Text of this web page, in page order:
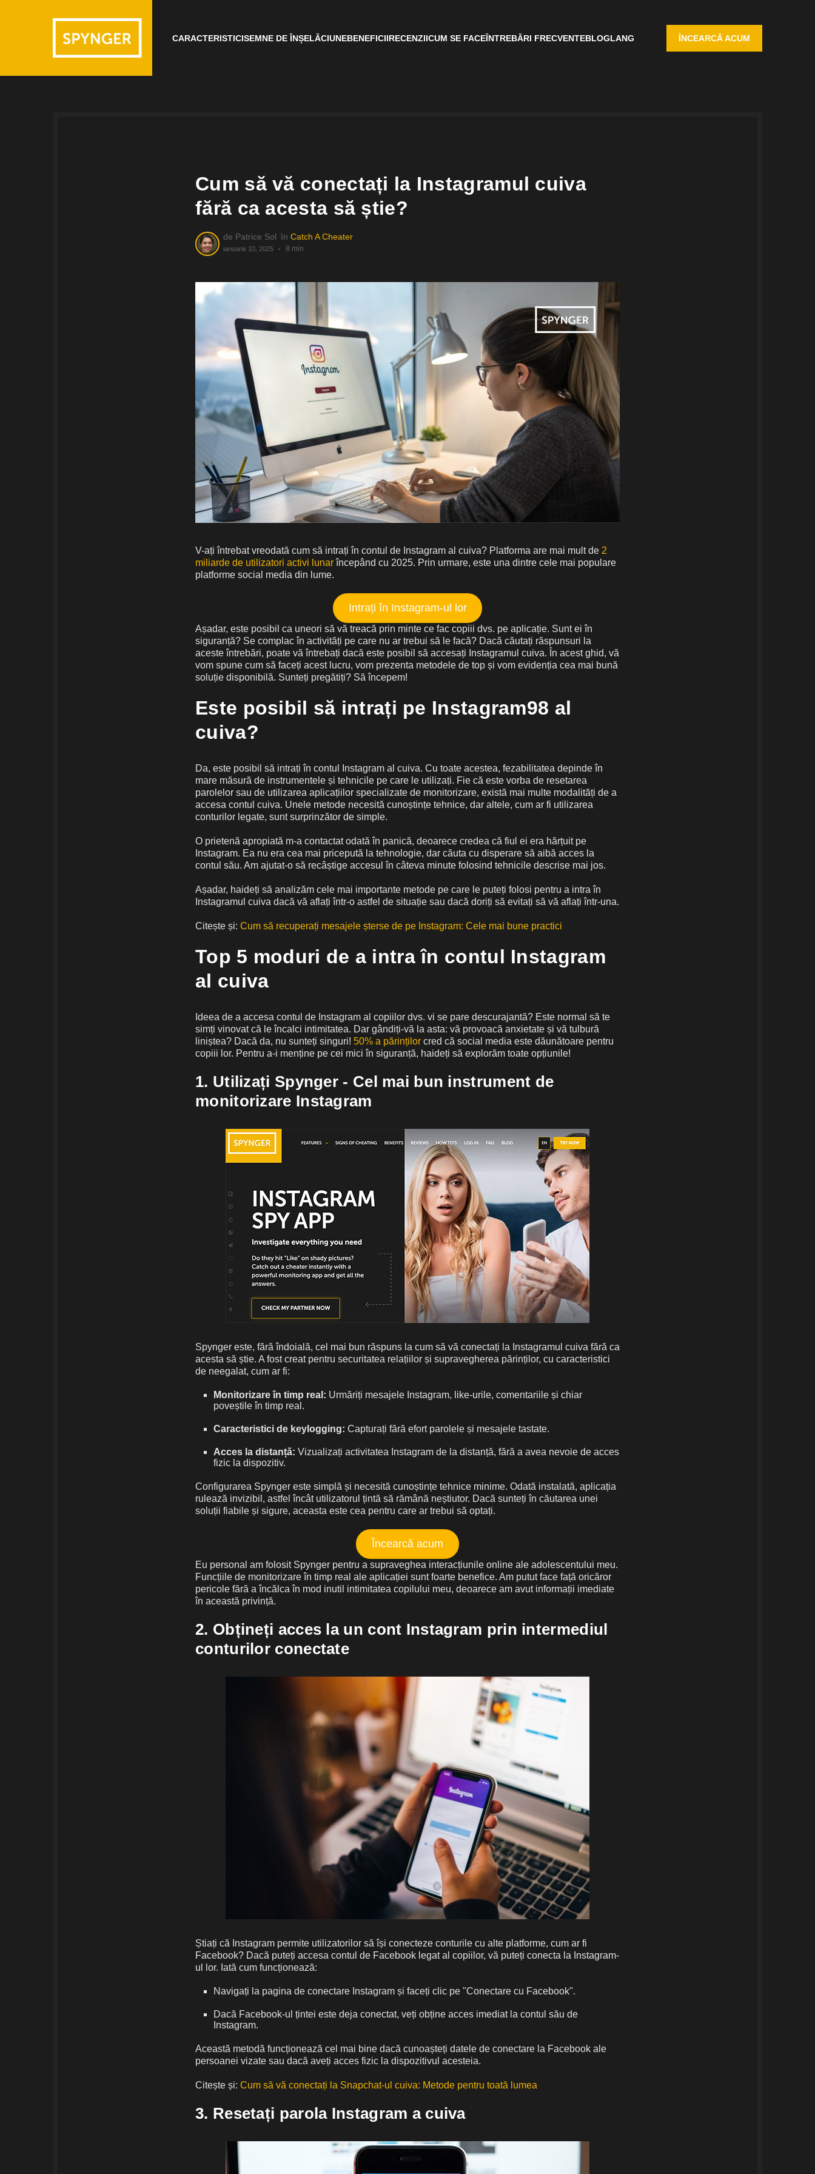
CARACTERISTICISEMNE DE ÎNȘELĂCIUNEBENEFICIIRECENZIICUM SE FACEÎNTREBĂRI FRECVENTEBLOGLANG ÎNCEARCĂ ACUM
Cum să vă conectați la Instagramul cuiva
fără ca acesta să știe?
de Patrice Sol în Catch A Cheater
ianuarie 10, 2025 8 min
V-ați întrebat vreodată cum să intrați în contul de Instagram al cuiva? Platforma are mai mult de 2
miliarde de utilizatori activi lunarîncepând cu 2025. Prin urmare, este una dintre cele mai populare
platforme social media din lume.
Intrați în Instagram-ul lor
Așadar, este posibil ca uneori să vă treacă prin minte ce fac copiii dvs. pe aplicație. Sunt ei în
siguranță? Se complac în activități pe care nu ar trebui să le facă? Dacă căutați răspunsuri la
aceste întrebări, poate vă întrebați dacă este posibil să accesați Instagramul cuiva. În acest ghid, vă
vom spune cum să faceți acest lucru, vom prezenta metodele de top și vom evidenția cea mai bună
soluție disponibilă. Sunteți pregătiți? Să începem!
Este posibil să intrați pe Instagram98 al
cuiva?
Da, este posibil să intrați în contul Instagram al cuiva. Cu toate acestea, fezabilitatea depinde în
mare măsură de instrumentele și tehnicile pe care le utilizați. Fie că este vorba de resetarea
parolelor sau de utilizarea aplicațiilor specializate de monitorizare, există mai multe modalități de a
accesa contul cuiva. Unele metode necesită cunoștințe tehnice, dar altele, cum ar fi utilizarea
conturilor legate, sunt surprinzător de simple.
O prietenă apropiată m-a contactat odată în panică, deoarece credea că fiul ei era hărțuit pe
Instagram. Ea nu era cea mai pricepută la tehnologie, dar căuta cu disperare să aibă acces la
contul său. Am ajutat-o să recâștige accesul în câteva minute folosind tehnicile descrise mai jos.
Așadar, haideți să analizăm cele mai importante metode pe care le puteți folosi pentru a intra în
Instagramul cuiva dacă vă aflați într-o astfel de situație sau dacă doriți să evitați să vă aflați într-una.
Citește și: Cum să recuperați mesajele șterse de pe Instagram: Cele mai bune practici
Top 5 moduri de a intra în contul Instagram
al cuiva
Ideea de a accesa contul de Instagram al copiilor dvs. vi se pare descurajantă? Este normal să te
simți vinovat că le încalci intimitatea. Dar gândiți-vă la asta: vă provoacă anxietate și vă tulbură
liniștea? Dacă da, nu sunteți singuri! 50% a părinților cred că social media este dăunătoare pentru
copiii lor. Pentru a-i menține pe cei mici în siguranță, haideți să explorăm toate opțiunile!
1. Utilizați Spynger - Cel mai bun instrument de
monitorizare Instagram
Spynger este, fără îndoială, cel mai bun răspuns la cum să vă conectați la Instagramul cuiva fără ca
acesta să știe. A fost creat pentru securitatea relațiilor și supravegherea părinților, cu caracteristici
de neegalat, cum ar fi:
Monitorizare în timp real: Urmăriți mesajele Instagram, like-urile, comentariile și chiar
poveștile în timp real.
Caracteristici de keylogging: Capturați fără efort parolele și mesajele tastate.
Acces la distanță: Vizualizați activitatea Instagram de la distanță, fără a avea nevoie de acces
fizic la dispozitiv.
Configurarea Spynger este simplă și necesită cunoștințe tehnice minime. Odată instalată, aplicația
rulează invizibil, astfel încât utilizatorul țintă să rămână neștiutor. Dacă sunteți în căutarea unei
soluții fiabile și sigure, aceasta este cea pentru care ar trebui să optați.
Încearcă acum
Eu personal am folosit Spynger pentru a supraveghea interacțiunile online ale adolescentului meu.
Funcțiile de monitorizare în timp real ale aplicației sunt foarte benefice. Am putut face față oricăror
pericole fără a încălca în mod inutil intimitatea copilului meu, deoarece am avut informații imediate
în această privință.
2. Obțineți acces la un cont Instagram prin intermediul
conturilor conectate
Știați că Instagram permite utilizatorilor să își conecteze conturile cu alte platforme, cum ar fi
Facebook? Dacă puteți accesa contul de Facebook legat al copiilor, vă puteți conecta la Instagram-
ul lor. Iată cum funcționează:
Navigați la pagina de conectare Instagram și faceți clic pe "Conectare cu Facebook".
Dacă Facebook-ul țintei este deja conectat, veți obține acces imediat la contul său de
Instagram.
Această metodă funcționează cel mai bine dacă cunoașteți datele de conectare la Facebook ale
persoanei vizate sau dacă aveți acces fizic la dispozitivul acesteia.
Citește și: Cum să vă conectați la Snapchat-ul cuiva: Metode pentru toată lumea
3. Resetați parola Instagram a cuiva